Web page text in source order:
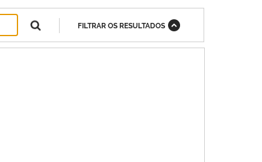
FILTRAR OS RESULTADOS